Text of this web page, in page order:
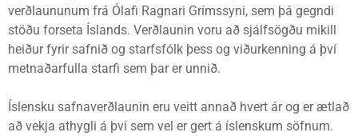
verðlaununum frá Ólafi Ragnari Grímssyni, sem þá gegndi
stöðu forseta Íslands. Verðlaunin voru að sjálfsögðu mikill
heiður fyrir safnið og starfsfólk þess og viðurkenning á því
metnaðarfulla starfi sem þar er unnið.
Íslensku safnaverðlaunin eru veitt annað hvert ár og er ætlað
að vekja athygli á því sem vel er gert á íslenskum söfnum.